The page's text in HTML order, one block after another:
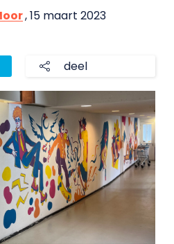
, 15 maart 2023
deel